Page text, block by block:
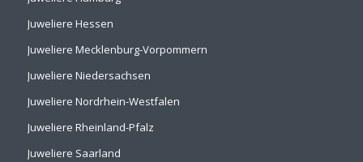
Juweliere Hessen
Juweliere Mecklenburg-Vorpommern
Juweliere Niedersachsen
Juweliere Nordrhein-Westfalen
Juweliere Rheinland-Pfalz
Juweliere Saarland